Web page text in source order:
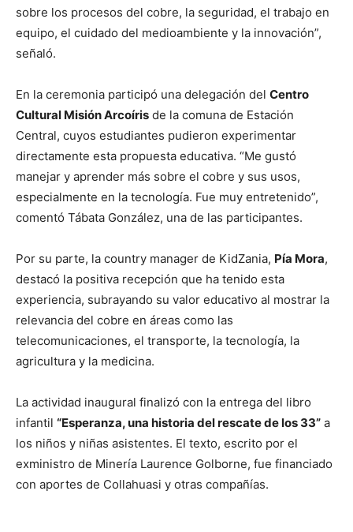
sobre los procesos del cobre, la seguridad, el trabajo en
equipo, el cuidado del medioambiente y la innovación”,
señaló.
En la ceremonia participó una delegación del Centro
Cultural Misión Arcoíris de la comuna de Estación
Central, cuyos estudiantes pudieron experimentar
directamente esta propuesta educativa. “Me gustó
manejar y aprender más sobre el cobre y sus usos,
especialmente en la tecnología. Fue muy entretenido”,
comentó Tábata González, una de las participantes.
Por su parte, la country manager de KidZania, Pía Mora,
destacó la positiva recepción que ha tenido esta
experiencia, subrayando su valor educativo al mostrar la
relevancia del cobre en áreas como las
telecomunicaciones, el transporte, la tecnología, la
agricultura y la medicina.
La actividad inaugural finalizó con la entrega del libro
infantil “Esperanza, una historia del rescate de los 33” a
los niños y niñas asistentes. El texto, escrito por el
exministro de Minería Laurence Golborne, fue financiado
con aportes de Collahuasi y otras compañías.